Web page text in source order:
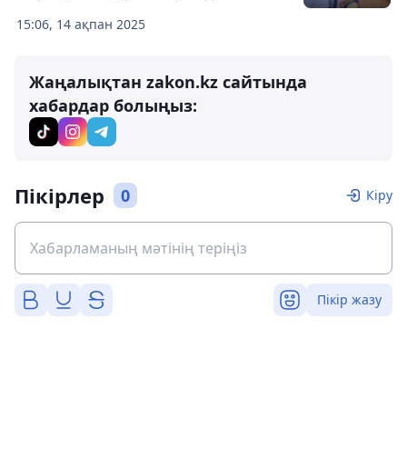
15:06, 14 ақпан 2025
Жаңалықтан zakon.kz сайтында
хабардар болыңыз:
Пікірлер 0 Кіру
Пікір жазу